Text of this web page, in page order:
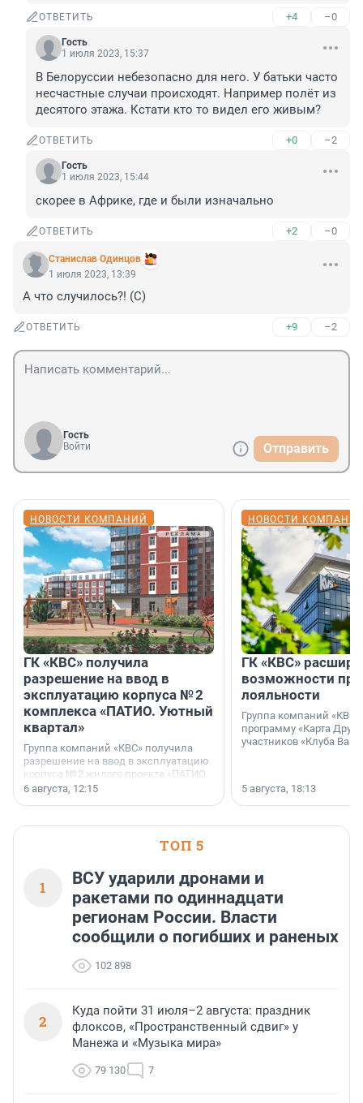
ОТВЕТИТЬ +4 –0
Гость
1 июля 2023, 15:37
В Белоруссии небезопасно для него. У батьки часто
несчастные случаи происходят. Например полёт из
десятого этажа. Кстати кто то видел его живым?
ОТВЕТИТЬ +0 –2
Гость
1 июля 2023, 15:44
скорее в Африке, где и были изначально
ОТВЕТИТЬ +2 –0
Станислав Одинцов
1 июля 2023, 13:39
А что случилось?! (С)
ОТВЕТИТЬ +9 –2
Гость
Войти
Отправить
НОВОСТИ КОМПАНИЙ
ГК «КВС» получила
разрешение на ввод в
эксплуатацию корпуса № 2
комплекса «ПАТИО. Уютный
квартал»
Группа компаний «КВС» получила
разрешение на ввод в эксплуатацию
корпуса № 2 жилого проекта «ПАТИО.
Уютный квартал», расположенного во
6 августа, 12:15
НОВОСТИ
ГК «КВС»
возможности
лояльности
Группа компаний
программу «Карта
участников «Клуба
5 августа, 18:13
ТОП 5
1
ВСУ ударили дронами и
ракетами по одиннадцати
регионам России. Власти
сообщили о погибших и раненых
102 898
2
Куда пойти 31 июля–2 августа: праздник
флоксов, «Пространственный сдвиг» у
Манежа и «Музыка мира»
79 130 7